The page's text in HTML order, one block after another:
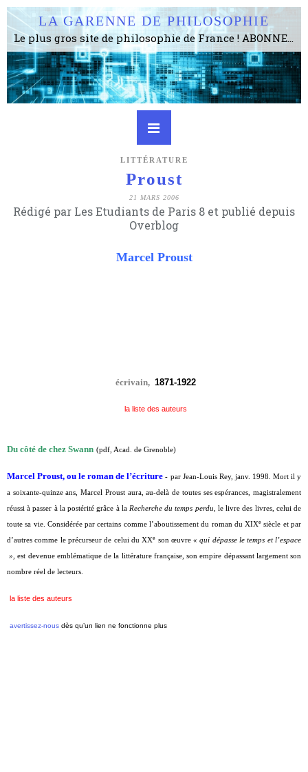
LA GARENNE DE PHILOSOPHIE
Le plus gros site de philosophie de France ! ABONNEZ-VOUS ! 4115 Articles, 1634 abonné·e·s, depuis 2006 . . . . . . . . 2 852 214 pages vues jusqu'à présent. Prestance et être apte à un plus grand nombre de choses.
LITTÉRATURE
Proust
21 MARS 2006
Rédigé par Les Etudiants de Paris 8 et publié depuis
Overblog
Marcel Proust
écrivain, 1871-1922
la liste des auteurs
Du côté de chez Swann (pdf, Acad. de Grenoble)
Marcel Proust, ou le roman de l’écriture - par Jean-Louis Rey, janv. 1998. Mort il y
a soixante-quinze ans, Marcel Proust aura, au-delà de toutes ses espérances, magistralement
réussi à passer à la postérité grâce à la Recherche du temps perdu, le livre des livres, celui de
toute sa vie. Considérée par certains comme l’aboutissement du roman du XIXe siècle et par
d’autres comme le précurseur de celui du XXe son œuvre« qui dépasse le temps et l’espace
», est devenue emblématique de la littérature française, son empire dépassant largement son
nombre réel de lecteurs.
la liste des auteurs
avertissez-nous dès qu’un lien ne fonctionne plus